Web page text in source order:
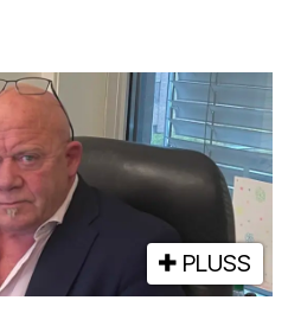
PLUSS